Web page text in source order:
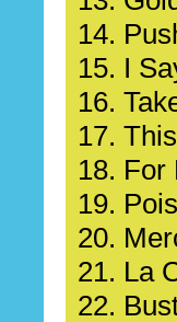
14.
15. I
16.
17.
18. For
19.
20.
21. La
22.